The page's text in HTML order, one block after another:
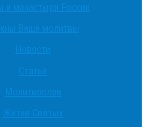
и монастыри России
Ваши молитвы
Новости
Статьи
Молитвослов
Житие Святых